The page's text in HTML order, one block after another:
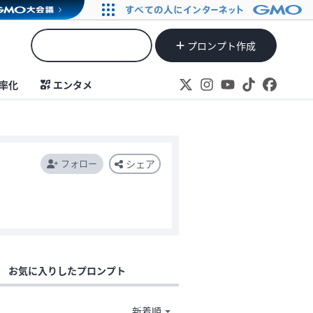
プロンプト作成
化 エンタメ
フォロー シェア
お気に入りしたプロンプト